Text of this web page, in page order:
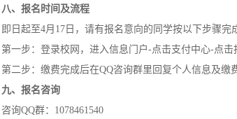
八、报名时间及流程
即日起至4月17日，请有报名意向的同学按以下步骤完
第一步：登录校网，进入信息门户-点击支付中心-点
第二步：缴费完成后在QQ咨询群里回复个人信息及缴
九、报名咨询
咨询QQ群：1078461540